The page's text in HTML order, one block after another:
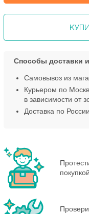
Способы доставки
Самовывоз из
Курьером по
в зависимости от
Доставка по